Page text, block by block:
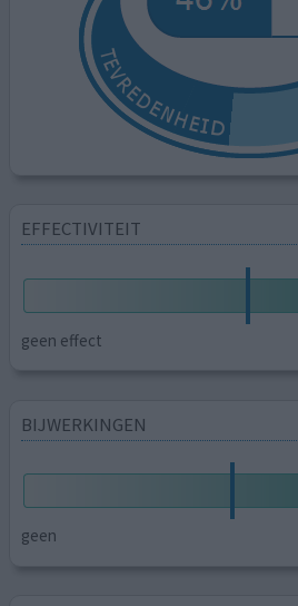
EFFECTIVITEIT
geen effect
BIJWERKINGEN
geen